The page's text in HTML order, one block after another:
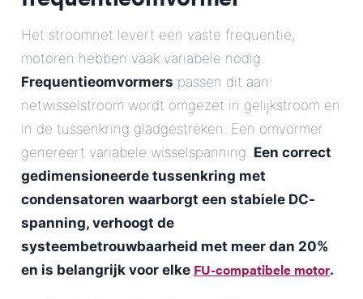
Het stroomnet levert een vaste frequentie,
motoren hebben vaak variabele nodig.
Frequentieomvormers passen dit aan:
netwisselstroom wordt omgezet in gelijkstroom en
in de tussenkring gladgestreken. Een omvormer
genereert variabele wisselspanning. Een correct
gedimensioneerde tussenkring met
condensatoren waarborgt een stabiele DC-
spanning, verhoogt de
systeembetrouwbaarheid met meer dan 20%
en is belangrijk voor elke FU-compatibele motor.